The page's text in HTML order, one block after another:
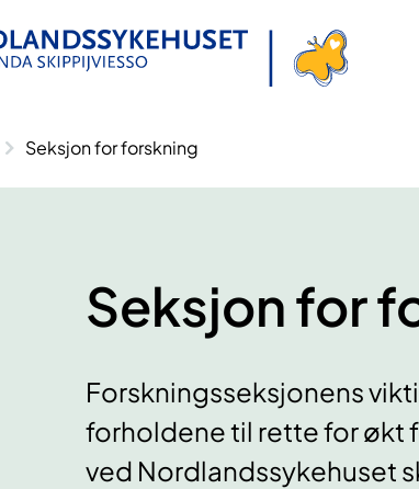
Seksjon for forskning
Seksjon for
Forskningsseksjonens
forholdene til rette for økt
ved Nordlandssykehuset